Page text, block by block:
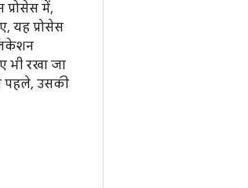
में,
यह प्रोसेस
भी रखा जा
पहले, उसकी